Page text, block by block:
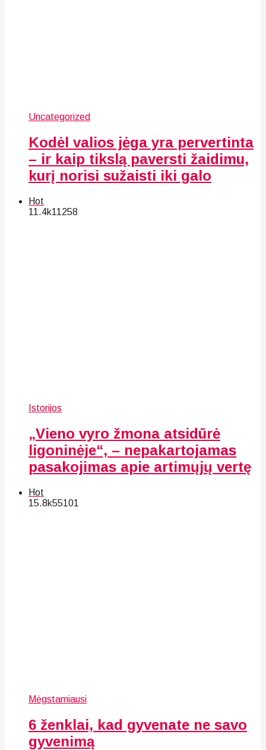
Uncategorized
Kodėl valios jėga yra pervertinta
– ir kaip tikslą paversti žaidimu,
kurį norisi sužaisti iki galo
Hot
11.4k11258
Istorijos
„Vieno vyro žmona atsidūrė
ligoninėje“, – nepakartojamas
pasakojimas apie artimųjų vertę
Hot
15.8k55101
Mėgstamiausi
6 ženklai, kad gyvenate ne savo
gyvenimą